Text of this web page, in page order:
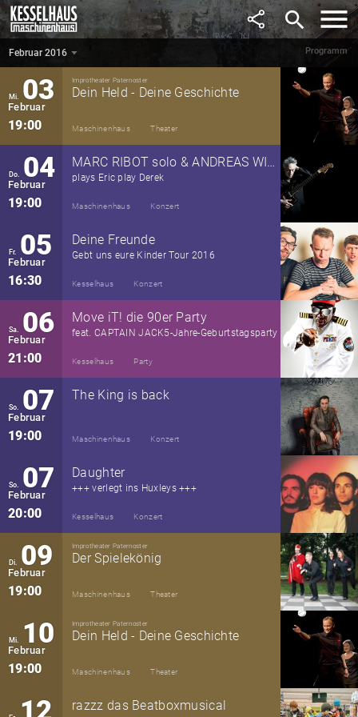
search
Programm
21:00 Kesselhaus
Februar 2016
Mi. 03
Februar
19:00
Improtheater Paternoster
Dein Held - Deine Geschichte
Maschinenhaus Theater
Do. 04
Februar
19:00
MARC RIBOT solo & ANDREAS WILLERS
plays Eric play Derek
Maschinenhaus Konzert
Fr. 05
Februar
16:30
Deine Freunde
Gebt uns eure Kinder Tour 2016
Kesselhaus Konzert
Sa. 06
Februar
21:00
Move iT! die 90er Party
feat. CAPTAIN JACK5-Jahre-Geburtstagsparty
Kesselhaus Party
So. 07
Februar
19:00
The King is back
Maschinenhaus Konzert
So. 07
Februar
20:00
Daughter
+++ verlegt ins Huxleys +++
Kesselhaus Konzert
Di. 09
Februar
19:00
Improtheater Paternoster
Der Spielekönig
Maschinenhaus Theater
Mi. 10
Februar
19:00
Improtheater Paternoster
Dein Held - Deine Geschichte
Maschinenhaus Theater
razzz das Beatboxmusical
Februar 2016 ▼